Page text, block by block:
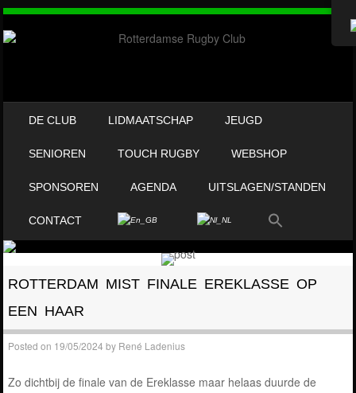
DE CLUB LIDMAATSCHAP JEUGD
SENIOREN TOUCH RUGBY WEBSHOP
SPONSOREN AGENDA UITSLAGEN/STANDEN
CONTACT
ROTTERDAM MIST FINALE EREKLASSE OP
EEN HAAR
Posted on 19/05/2024 by René Ladenius
Zo dichtbij de finale van de Ereklasse maar helaas duurde de